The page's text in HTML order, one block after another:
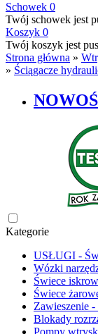
Schowek 0
Twój schowek jest
Koszyk 0
Twój koszyk jest
Strona główna »
» Ściągacze
Kategorie
USŁUGI -
Wózki
Świece
Świece
Zawieszenie -
Blokady
Pompy